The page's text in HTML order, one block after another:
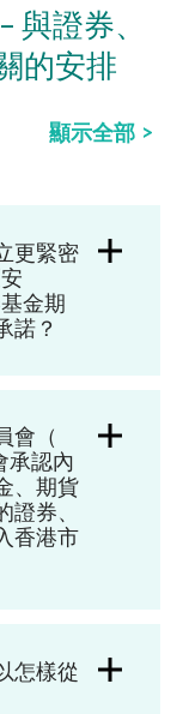
證券、
的安排
顯示全部
更緊密
安
基金期
諾 ？
會（
承認內
、期貨
券、
香港市
怎樣從